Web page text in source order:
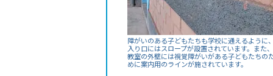
障がいのある子どもたちも学校に通えるように
入り口にはスロープが設置されています。また、
教室の外壁には視覚障がいがある子どもたちの
めに案内用のラインが施されています。